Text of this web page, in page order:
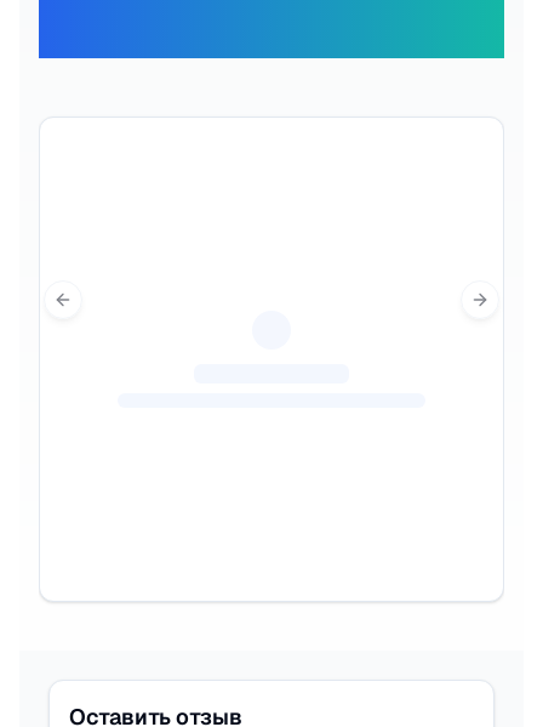
Previous slide Next
Оставить отзыв